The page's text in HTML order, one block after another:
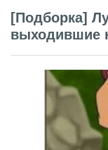
[Подборка]
выходившие